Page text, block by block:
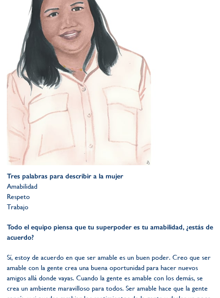
Tres palabras para describir a la mujer
Amabilidad
Respeto
Trabajo
Todo el equipo piensa que tu superpoder es tu amabilidad, ¿estás de
acuerdo?
Sí, estoy de acuerdo en que ser amable es un buen poder. Creo que ser
amable con la gente crea una buena oportunidad para hacer nuevos
amigos allá donde vayas. Cuando la gente es amable con los demás, se
crea un ambiente maravilloso para todos. Ser amable hace que la gente